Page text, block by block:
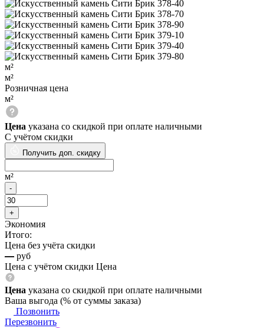
м²
м²
Розничная цена
м²
Цена указана со скидкой при оплате наличными
С учётом скидки
Получить доп. скидку
м²
Экономия
Итого:
Цена без учёта скидки
— руб
Цена с учётом скидки Цена
Цена указана со скидкой при оплате наличными
Ваша выгода (% от суммы заказа)
Позвонить
Перезвонить